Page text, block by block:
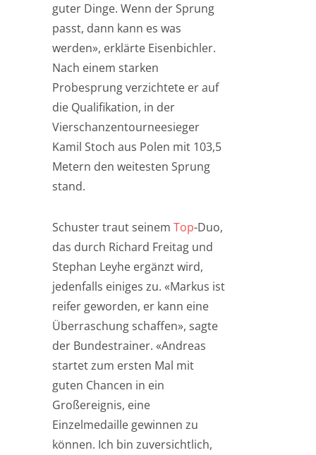
guter Dinge. Wenn der Sprung
passt, dann kann es was
werden», erklärte Eisenbichler.
Nach einem starken
Probesprung verzichtete er auf
die Qualifikation, in der
Vierschanzentourneesieger
Kamil Stoch aus Polen mit 103,5
Metern den weitesten Sprung
stand.
Schuster traut seinem Top-Duo,
das durch Richard Freitag und
Stephan Leyhe ergänzt wird,
jedenfalls einiges zu. «Markus ist
reifer geworden, er kann eine
Überraschung schaffen», sagte
der Bundestrainer. «Andreas
startet zum ersten Mal mit
guten Chancen in ein
Großereignis, eine
Einzelmedaille gewinnen zu
können. Ich bin zuversichtlich,